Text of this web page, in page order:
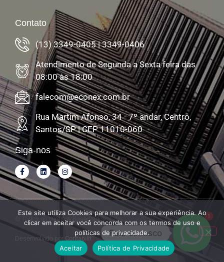
Contato
(13) 3349-0405 | 3349-0406
Atendimento de Segunda a Sexta feira das
08:00 às 18:00
falecom@econex.com.br
Rua Martim Afonso, 34 - 7º andar, Centro,
Santos/SP | CEP 11010-060
Siga-nos
© Todos os Direitos Reservados
Desenvolvido por Contabilit
Este site utiliza Cookies para melhorar a sua experiência. Ao
clicar em aceitar você concorda com os termos de uso e
políticas de privacidade.
Aceitar
Política de Privacidade
1
Fale conosco